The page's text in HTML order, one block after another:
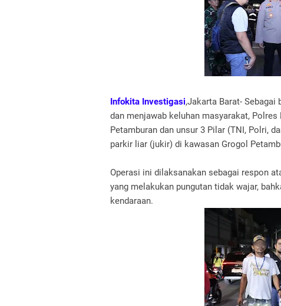
Infokita Investigasi,Jakarta Barat-
dan menjawab keluhan masyarakat,
Petamburan dan unsur 3 Pilar (TNI, Polri,
parkir liar (jukir) di kawasan Grogol
Operasi ini dilaksanakan sebagai respon
yang melakukan pungutan tidak wajar,
kendaraan.